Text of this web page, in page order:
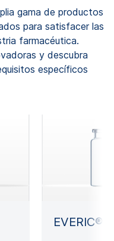
gama de productos
para satisfacer las
farmacéutica.
y descubra
específicos
EVERIC®